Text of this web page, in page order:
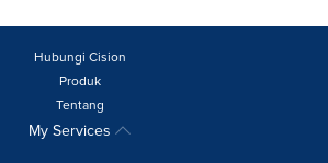
Hubungi Cision
Produk
Tentang
My Services